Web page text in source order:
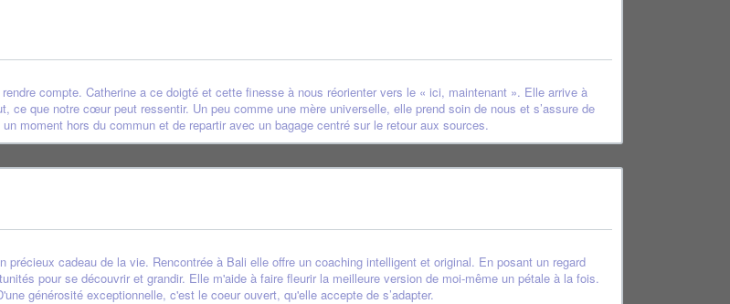
compte. Catherine a ce doigté et cette finesse à nous réorienter vers le « ici, maintenant ». Elle arrive à
ce que notre cœur peut ressentir. Un peu comme une mère universelle, elle prend soin de nous et s’assure de
moment hors du commun et de repartir avec un bagage centré sur le retour aux sources.
précieux cadeau de la vie. Rencontrée à Bali elle offre un coaching intelligent et original. En posant un regard
pour se découvrir et grandir. Elle m'aide à faire fleurir la meilleure version de moi-même un pétale à la fois.
générosité exceptionnelle, c'est le coeur ouvert, qu'elle accepte de s’adapter.